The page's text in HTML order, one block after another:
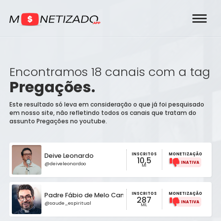
Encontramos 18 canais com a tag
Pregações.
Este resultado só leva em consideração o que já foi pesquisado
em nosso site, não refletindo todos os canais que tratam do
assunto Pregações no youtube.
Deive Leonardo
@deiveleonardoo
INSCRITOS
10,5
MI
MONETIZAÇÃO
Padre Fábio de Melo Canal Saúde Espiritual
@saude_espiritual
INSCRITOS
287
MIL
MONETIZAÇÃO